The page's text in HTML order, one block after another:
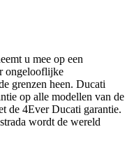
u mee op een
ongelooflijke
grenzen heen. Ducati
op alle modellen van de
de 4Ever Ducati garantie.
wordt de wereld